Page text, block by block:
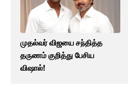
முதல்வர் விஜயை சந்தித்த
தருணம் குறித்து பேசிய
விஷால்!